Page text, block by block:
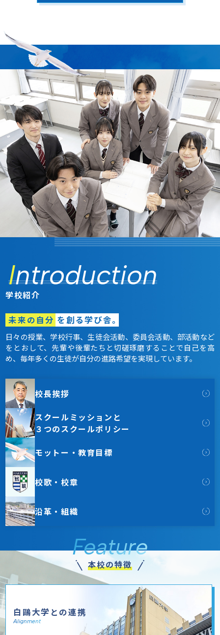
Introduction
学校紹介
未来の自分 を創る学び舎。
日々の授業、学校行事、生徒会活動、委員会活動、部活動など
をとおして、先輩や後輩たちと切磋琢磨することで自己を高
め、毎年多くの生徒が自分の進路希望を実現しています。
校長挨拶
スクールミッションと
３つのスクールポリシー
モットー・教育目標
校歌・校章
沿革・組織
Feature
本校の特徴
白鷗大学との連携
Alignment